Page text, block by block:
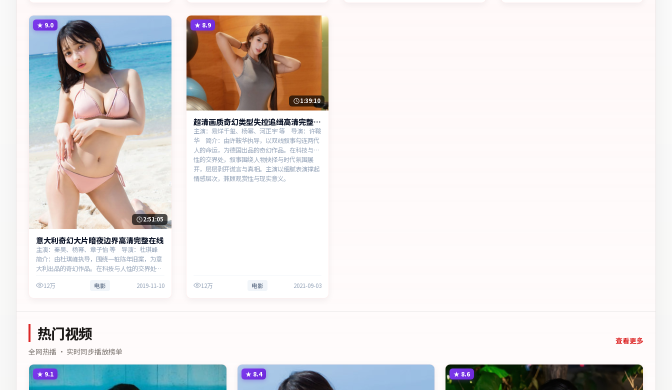
★ 9.0
2:51:05
意大利奇幻大片暗夜边界高清完整在线
主演：秦昊、杨幂、章子怡 等 导演：杜琪峰
简介：由杜琪峰执导，围绕一桩陈年旧案，为意
大利出品的奇幻作品。在科技与人性的交界处，
的尊严突围。主演以细腻表演撑起情感层次，兼
12万 电影 2019-11-10
★ 8.9
1:39:10
超清画质奇幻类型失控追缉高清完整在
线
主演：易烊千玺、杨幂、河正宇 等 导演：许鞍
华 简介：由许鞍华执导，以双线叙事勾连两代
人的命运，为德国出品的奇幻作品。在科技与人
性的交界处，叙事围绕人物抉择与时代氛围展
开，层层剥开谎言与真相。主演以细腻表演撑起
情感层次，兼顾观赏性与现实意义。
12万 电影 2021-09-03
热门视频
全网热播 · 实时同步播放榜单
查看更多
★ 9.1 ★ 8.4 ★ 8.6